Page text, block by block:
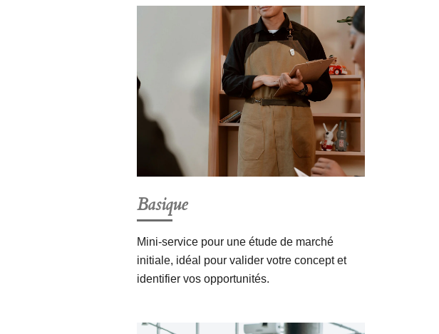
Basique
Mini-service pour une étude de marché
initiale, idéal pour valider votre concept et
identifier vos opportunités.